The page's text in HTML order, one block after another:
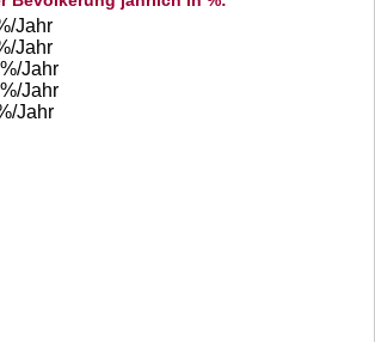
Jahr
Jahr
%/Jahr
%/Jahr
Jahr